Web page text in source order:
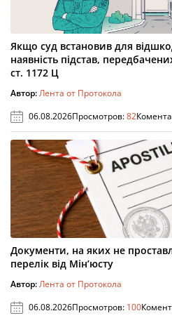
Якщо суд встановив для
наявність підстав,
ст. 1172 Ц
Автор:Лента от Протокола
06.08.2026Просмотров:82
Документи, на яких не
перелік від Мін’юсту
Автор:Лента от Протокола
06.08.2026Просмотров: 100